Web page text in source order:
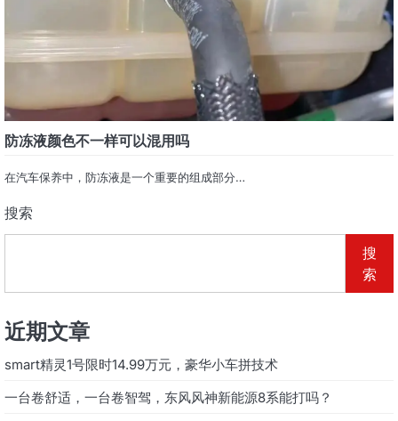
防冻液颜色不一样可以混用吗
在汽车保养中，防冻液是一个重要的组成部分…
搜索
搜
索
近期文章
smart精灵1号限时14.99万元，豪华小车拼技术
一台卷舒适，一台卷智驾，东风风神新能源8系能打吗？